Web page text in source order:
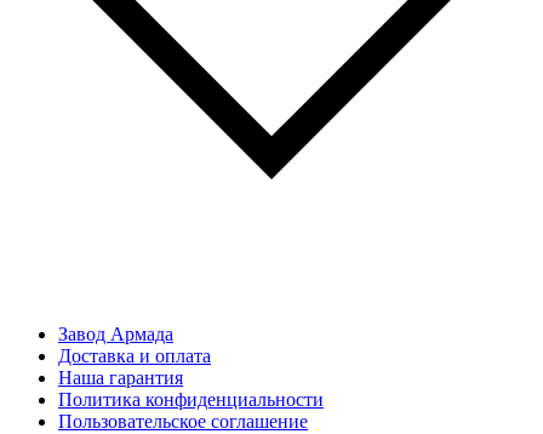
Завод Армада
Доставка и оплата
Наша гарантия
Политика конфиденциальности
Пользовательское соглашение